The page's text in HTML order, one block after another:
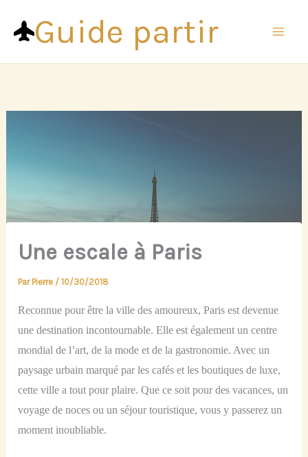
contenuGuide partir
Une escale à Paris
Par Pierre /10/30/2018
Reconnue pour être la ville des amoureux, Paris est devenue
une destination incontournable. Elle est également un centre
mondial de l’art, de la mode et de la gastronomie. Avec un
paysage urbain marqué par les cafés et les boutiques de luxe,
cette ville a tout pour plaire. Que ce soit pour des vacances, un
voyage de noces ou un séjour touristique, vous y passerez un
moment inoubliable.